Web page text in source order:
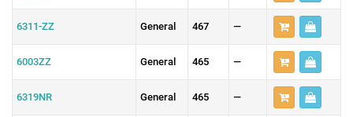
6311-ZZ General 467 —
6003ZZ General 465 —
6319NR General 465 —